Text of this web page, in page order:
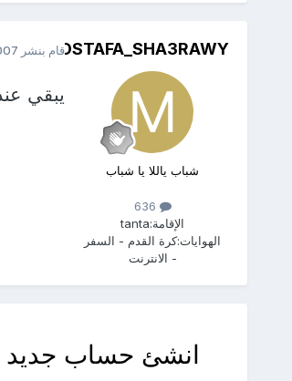
MOSTAFA_SHA3RAWY
شباب ياللا يا شباب
الإقامة:tanta
الهوايات:كرة القدم - السفر
- الانترنت
قام بنشر
يبقي
انشئ حساب جديد